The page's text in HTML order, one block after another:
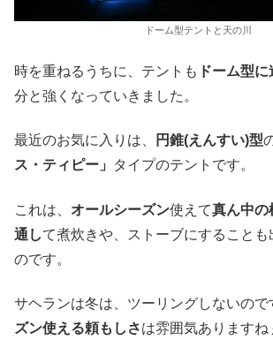
ドーム型テントと天の川
時を重ねるうちに、テントも ドーム型
分と強くなっていきました。
最近のお気に入りは、 円錐(えんすい)型
ス・ティピー」
タイプのテントです。
これは、 オールシーズン使えて真ん中の
通して煮炊きや、ストーブにすることも
のです。
サヘランは冬は、ツーリングしないので
ズン使える頼もしさは雰囲気ありますね